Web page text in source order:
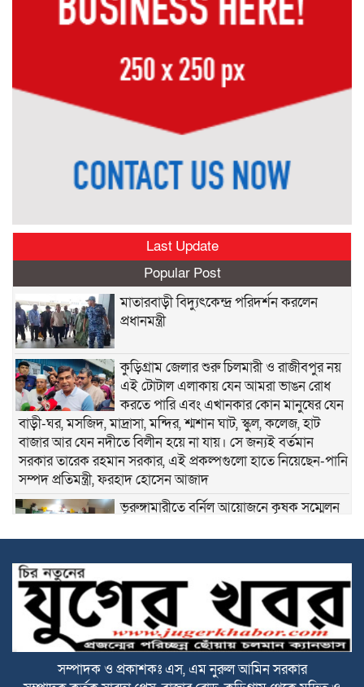
Last Update
Popular Post
মাতারবাড়ী বিদ্যুৎকেন্দ্র পরিদর্শন করলেন
প্রধানমন্ত্রী
কুড়িগ্রাম জেলার শুরু চিলমারী ও রাজীবপুর নয়
এই টোটাল এলাকায় যেন আমরা ভাঙন রোধ
করতে পারি এবং এখানকার কোন মানুষের যেন
বাড়ী-ঘর, মসজিদ, মাদ্রাসা, মন্দির, শ্মশান ঘাট, স্কুল, কলেজ, হাট
বাজার আর যেন নদীতে বিলীন হয়ে না যায়। সে জন্যই বর্তমান
সরকার তারেক রহমান সরকার, এই প্রকল্পগুলো হাতে নিয়েছেন-পানি
সম্পদ প্রতিমন্ত্রী, ফরহাদ হোসেন আজাদ
ভূরুঙ্গামারীতে বর্নিল আয়োজনে কৃষক সম্মেলন
বিটিভির মহাপরিচালক হলেন কাজী জেসিন
সম্পাদক ও প্রকাশকঃ এস, এম নুরুল আমিন সরকার